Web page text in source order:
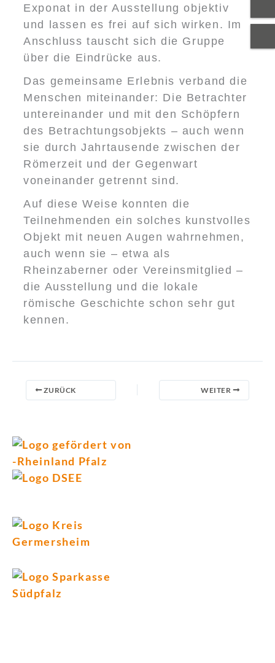
Exponat in der Ausstellung objektiv
und lassen es frei auf sich wirken. Im
Anschluss tauscht sich die Gruppe
über die Eindrücke aus.
Das gemeinsame Erlebnis verband die
Menschen miteinander: Die Betrachter
untereinander und mit den Schöpfern
des Betrachtungsobjekts – auch wenn
sie durch Jahrtausende zwischen der
Römerzeit und der Gegenwart
voneinander getrennt sind.
Auf diese Weise konnten die
Teilnehmenden ein solches kunstvolles
Objekt mit neuen Augen wahrnehmen,
auch wenn sie – etwa als
Rheinzaberner oder Vereinsmitglied –
die Ausstellung und die lokale
römische Geschichte schon sehr gut
kennen.
ZURÜCK WEITER